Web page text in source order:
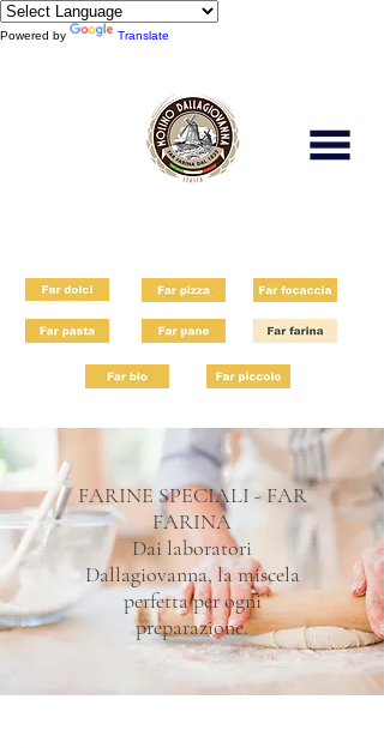
Powered by Translate
FARINE SPECIALI - FAR
FARINA
Dai laboratori
Dallagiovanna, la miscela
perfetta per ogni
preparazione.